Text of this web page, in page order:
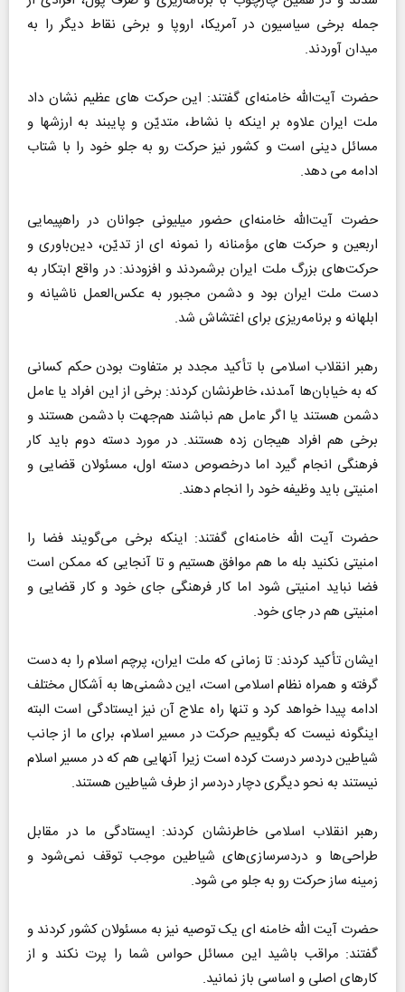
جمله برخی سیاسیون در آمریکا، اروپا و برخی نقاط دیگر را به
میدان آوردند.
حضرت آیت‌الله خامنه‌ای گفتند: این حرکت های عظیم نشان داد
ملت ایران علاوه بر اینکه با نشاط، متدیّن و پایبند به ارزشها و
مسائل دینی است و کشور نیز حرکت رو به جلو خود را با شتاب
ادامه می دهد.
حضرت آیت‌الله خامنه‌ای حضور میلیونی جوانان در راهپیمایی
اربعین و حرکت های مؤمنانه را نمونه ای از تدیّن، دین‌باوری و
حرکت‌های بزرگ ملت ایران برشمردند و افزودند: در واقع ابتکار به
دست ملت ایران بود و دشمن مجبور به عکس‌العمل ناشیانه و
ابلهانه و برنامه‌ریزی برای اغتشاش شد.
رهبر انقلاب اسلامی با تأکید مجدد بر متفاوت بودن حکم کسانی
که به خیابان‌ها آمدند، خاطرنشان کردند: برخی از این افراد یا عامل
دشمن هستند یا اگر عامل هم نباشند هم‌جهت با دشمن هستند و
برخی هم افراد هیجان زده هستند. در مورد دسته دوم باید کار
فرهنگی انجام گیرد اما درخصوص دسته اول، مسئولان قضایی و
امنیتی باید وظیفه خود را انجام دهند.
حضرت آیت الله خامنه‌ای گفتند: اینکه برخی می‌گویند فضا را
امنیتی نکنید بله ما هم موافق هستیم و تا آنجایی که ممکن است
فضا نباید امنیتی شود اما کار فرهنگی جای خود و کار قضایی و
امنیتی هم در جای خود.
ایشان تأکید کردند: تا زمانی که ملت ایران، پرچم اسلام را به دست
گرفته و همراه نظام اسلامی است، ‌این دشمنی‌ها به اَشکال مختلف
ادامه پیدا خواهد کرد و تنها راه علاج آن نیز ایستادگی است البته
اینگونه نیست که بگوییم حرکت در مسیر اسلام، برای ما از جانب
شیاطین دردسر درست کرده است زیرا آنهایی هم که در مسیر اسلام
نیستند به نحو دیگری دچار دردسر از طرف شیاطین هستند.
رهبر انقلاب اسلامی خاطرنشان کردند: ایستادگی ما در مقابل
طراحی‌ها و دردسرسازی‌های شیاطین موجب توقف نمی‌شود و
زمینه ساز حرکت رو به جلو می شود.
حضرت آیت الله خامنه ای یک توصیه نیز به مسئولان کشور کردند و
گفتند: مراقب باشید این مسائل حواس شما را پرت نکند و از
کارهای اصلی و اساسی باز نمانید.